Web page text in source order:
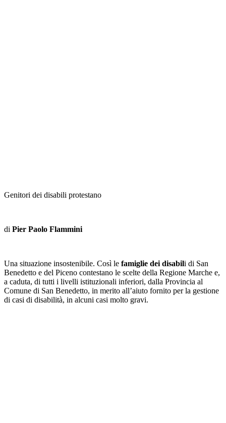
Genitori dei disabili protestano
di Pier Paolo Flammini
Una situazione insostenibile. Così le famiglie dei disabili di San
Benedetto e del Piceno contestano le scelte della Regione Marche e,
a caduta, di tutti i livelli istituzionali inferiori, dalla Provincia al
Comune di San Benedetto, in merito all’aiuto fornito per la gestione
di casi di disabilità, in alcuni casi molto gravi.